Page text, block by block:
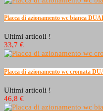
Placca di azionamento wc bianca
Ultimi articoli !
33,7 €
Placca di azionamento wc cromata
Ultimi articoli !
46,8 €